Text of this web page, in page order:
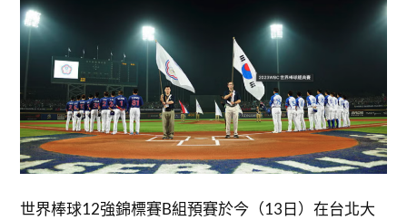
世界棒球12強錦標賽B組預賽於今（13日）在台北大